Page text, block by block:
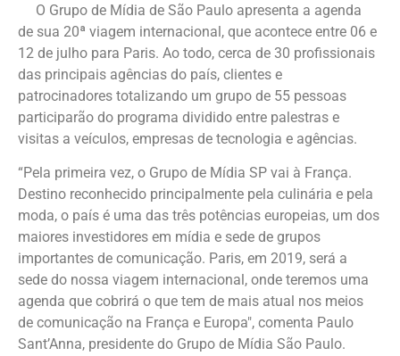
O Grupo de Mídia de São Paulo apresenta a agenda
de sua 20ª viagem internacional, que acontece entre 06 e
12 de julho para Paris. Ao todo, cerca de 30 profissionais
das principais agências do país, clientes e
patrocinadores totalizando um grupo de 55 pessoas
participarão do programa dividido entre palestras e
visitas a veículos, empresas de tecnologia e agências.
“Pela primeira vez, o Grupo de Mídia SP vai à França.
Destino reconhecido principalmente pela culinária e pela
moda, o país é uma das três potências europeias, um dos
maiores investidores em mídia e sede de grupos
importantes de comunicação. Paris, em 2019, será a
sede do nossa viagem internacional, onde teremos uma
agenda que cobrirá o que tem de mais atual nos meios
de comunicação na França e Europa", comenta Paulo
Sant’Anna, presidente do Grupo de Mídia São Paulo.